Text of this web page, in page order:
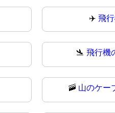
✈️ 飛
🛬 飛行機
🚠 山のケー